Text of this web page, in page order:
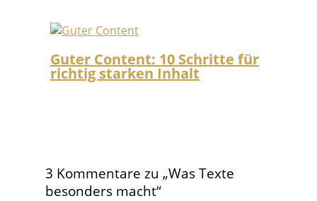
Guter Content: 10 Schritte für
richtig starken Inhalt
3 Kommentare zu „Was Texte
besonders macht“